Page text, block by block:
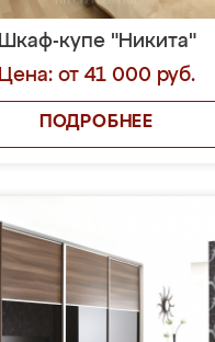
Шкаф-купе "Никита"
Цена: от 41 000 руб.
ПОДРОБНЕЕ